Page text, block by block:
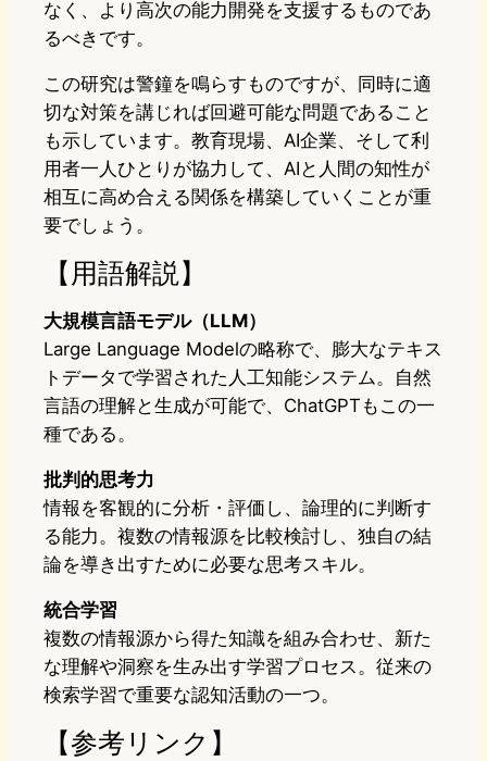
なく、より高次の能力開発を支援するものであ
るべきです。
この研究は警鐘を鳴らすものですが、同時に適
切な対策を講じれば回避可能な問題であること
も示しています。教育現場、AI企業、そして利
用者一人ひとりが協力して、AIと人間の知性が
相互に高め合える関係を構築していくことが重
要でしょう。
【用語解説】
大規模言語モデル（LLM）
Large Language Modelの略称で、膨大なテキス
トデータで学習された人工知能システム。自然
言語の理解と生成が可能で、ChatGPTもこの一
種である。
批判的思考力
情報を客観的に分析・評価し、論理的に判断す
る能力。複数の情報源を比較検討し、独自の結
論を導き出すために必要な思考スキル。
統合学習
複数の情報源から得た知識を組み合わせ、新た
な理解や洞察を生み出す学習プロセス。従来の
検索学習で重要な認知活動の一つ。
【参考リンク】